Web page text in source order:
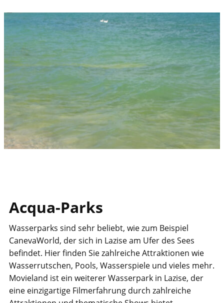
Acqua-Parks
​Wasserparks sind sehr beliebt, wie zum Beispiel
CanevaWorld, der sich in Lazise am Ufer des Sees
befindet. Hier finden Sie zahlreiche Attraktionen wie
Wasserrutschen, Pools, Wasserspiele und vieles mehr.
Movieland ist ein weiterer Wasserpark in Lazise, der
eine einzigartige Filmerfahrung durch zahlreiche